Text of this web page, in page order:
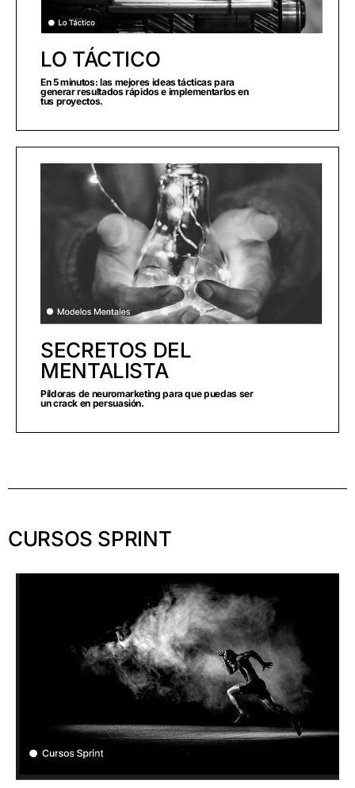
LO TÁCTICO
En 5 minutos: las mejores ideas tácticas para
generar resultados rápidos e implementarlos en
tus proyectos.
SECRETOS DEL
MENTALISTA
Píldoras de neuromarketing para que puedas ser
un crack en persuasión.
CURSOS SPRINT